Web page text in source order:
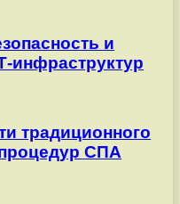
и
инфраструктур
традиционного
СПА